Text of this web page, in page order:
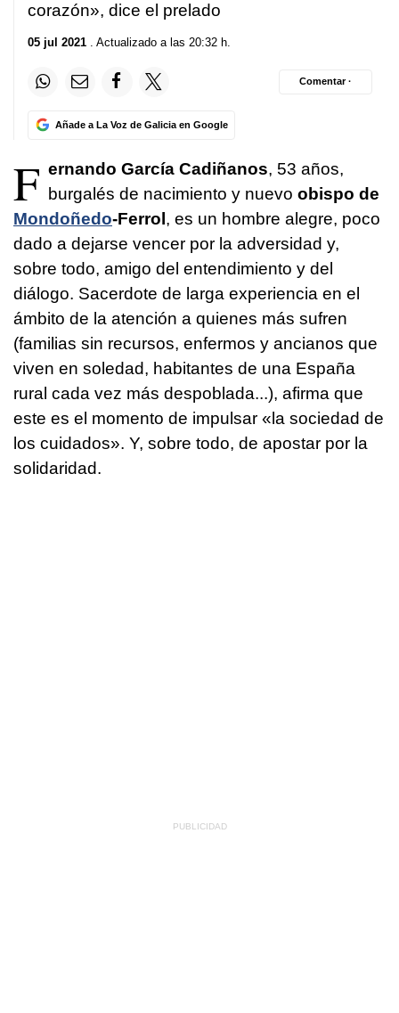
corazón», dice el prelado
05 jul 2021 . Actualizado a las 20:32 h.
Añade a La Voz de Galicia en Google
Comentar ·
F ernando García Cadiñanos, 53 años,
burgalés de nacimiento y nuevo obispo de
Mondoñedo-Ferrol, es un hombre alegre, poco
dado a dejarse vencer por la adversidad y,
sobre todo, amigo del entendimiento y del
diálogo. Sacerdote de larga experiencia en el
ámbito de la atención a quienes más sufren
(familias sin recursos, enfermos y ancianos que
viven en soledad, habitantes de una España
rural cada vez más despoblada...), afirma que
este es el momento de impulsar «la sociedad de
los cuidados». Y, sobre todo, de apostar por la
solidaridad.